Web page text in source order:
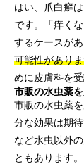
はい、爪白癬
です。「痒く
するケースがあ
可能性があり
めに皮膚科を
市販の水虫薬
市販の水虫薬
分な効果は期
など水虫以外
ともあります